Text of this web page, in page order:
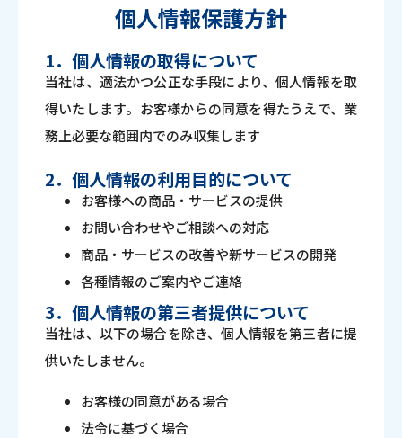
個人情報保護方針
1．個人情報の取得について
当社は、適法かつ公正な手段により、個人情報を取
得いたします。お客様からの同意を得たうえで、業
務上必要な範囲内でのみ収集します
2．個人情報の利用目的について
お客様への商品・サービスの提供
お問い合わせやご相談への対応
商品・サービスの改善や新サービスの開発
各種情報のご案内やご連絡
3．個人情報の第三者提供について
当社は、以下の場合を除き、個人情報を第三者に提
供いたしません。
お客様の同意がある場合
法令に基づく場合